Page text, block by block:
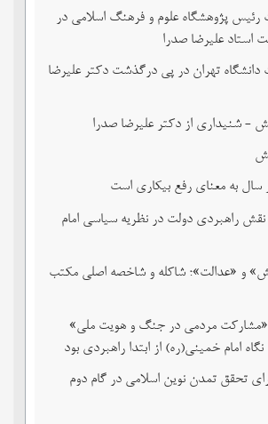
رئیس پژوهشگاه علوم و فرهنگ اسلامی در
استاد علیرضا صدرا
دانشگاه تهران در پی درگذشت دکتر علیرضا
- شنیداری از دکتر علیرضا صدرا
سال به معنای رفع بیکاری است
راهبردی دولت در نظریه سیاسی امام
و «عدالت»؛ شاکله و شاخصه اصلی مکتب
مردمی در جنگ و هویت ملی»
امام خمینی(ره) از ابتدا راهبردی بود
تحقق تمدن نوین اسلامی در گام دوم